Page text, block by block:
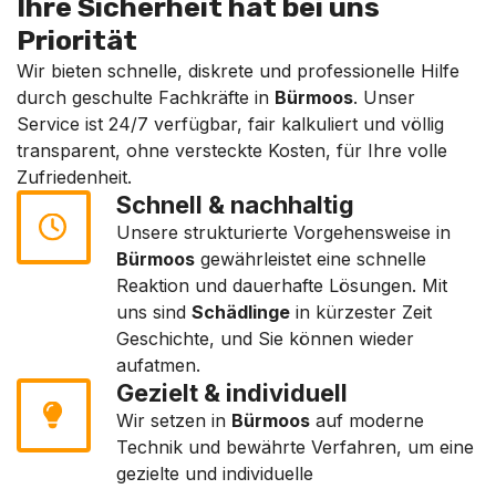
Ihre Sicherheit hat bei uns
Priorität
Wir bieten schnelle, diskrete und professionelle Hilfe
durch geschulte Fachkräfte in Bürmoos. Unser
Service ist 24/7 verfügbar, fair kalkuliert und völlig
transparent, ohne versteckte Kosten, für Ihre volle
Zufriedenheit.
Schnell & nachhaltig
Unsere strukturierte Vorgehensweise in
Bürmoos gewährleistet eine schnelle
Reaktion und dauerhafte Lösungen. Mit
uns sind Schädlinge in kürzester Zeit
Geschichte, und Sie können wieder
aufatmen.
Gezielt & individuell
Wir setzen in Bürmoos auf moderne
Technik und bewährte Verfahren, um eine
gezielte und individuelle